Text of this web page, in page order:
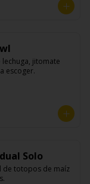
jitomate
escoger.
Solo
de totopos de maíz